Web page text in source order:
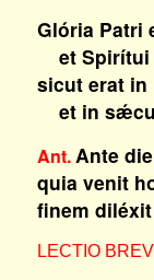
Glória Patri
et Spirítui
sicut erat in
et in
Ant.Ante
quia venit
finem
LECTIO